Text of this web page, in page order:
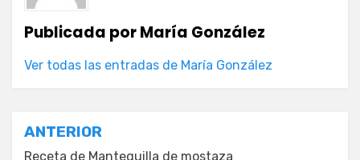
Publicada porMaría González
Ver todas las entradas de María González
Navegación
ANTERIOR
Receta de Mantequilla de mostaza